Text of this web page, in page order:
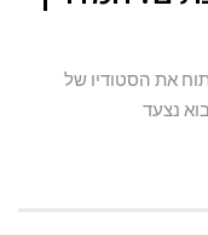
את הסטודיו של
בוא נצעד